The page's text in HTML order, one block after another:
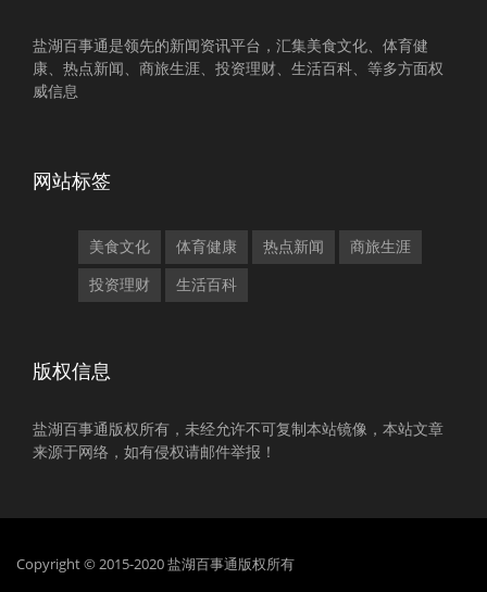
盐湖百事通是领先的新闻资讯平台，汇集美食文化、体育健
康、热点新闻、商旅生涯、投资理财、生活百科、等多方面权
威信息
网站标签
美食文化 体育健康 热点新闻 商旅生涯
投资理财 生活百科
版权信息
盐湖百事通版权所有，未经允许不可复制本站镜像，本站文章
来源于网络，如有侵权请邮件举报！
Copyright © 2015-2020 盐湖百事通版权所有